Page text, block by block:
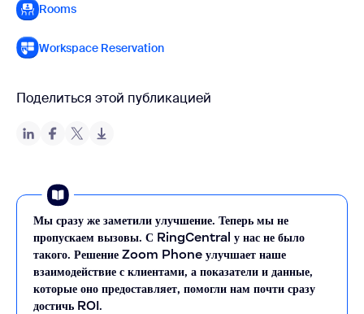
Rooms
Workspace Reservation
Поделиться этой публикацией
Мы сразу же заметили улучшение. Теперь мы не
пропускаем вызовы. С RingCentral у нас не было
такого. Решение Zoom Phone улучшает наше
взаимодействие с клиентами, а показатели и данные,
которые оно предоставляет, помогли нам почти сразу
достичь ROI.